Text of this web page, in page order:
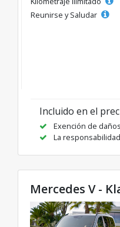
Reunirse y Saludar
Incluido en el
Exención de
La
Mercedes V -